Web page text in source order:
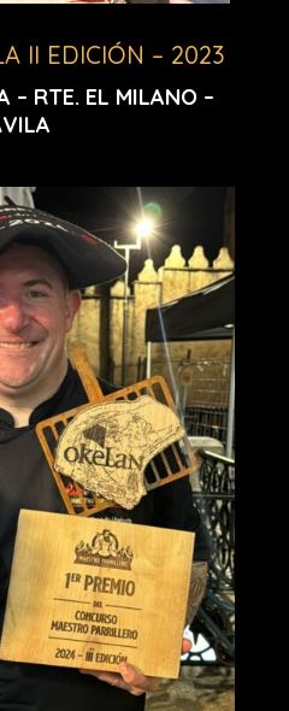
II EDICIÓN – 2023
– RTE. EL MILANO –